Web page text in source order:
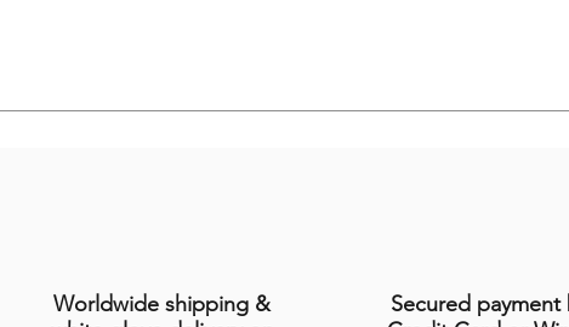
Worldwide shipping &
Secured payment